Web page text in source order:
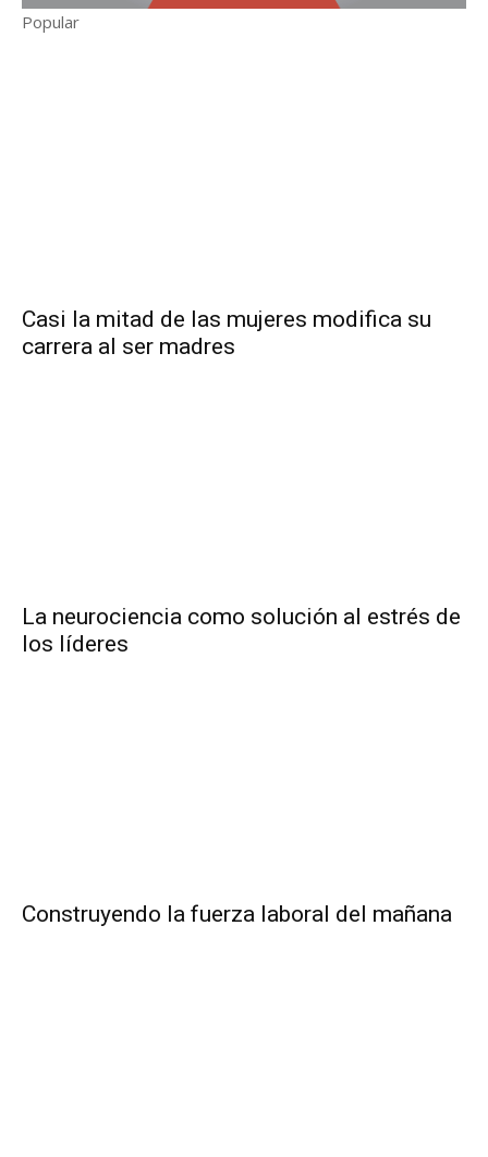
Popular
Casi la mitad de las mujeres modifica su
carrera al ser madres
La neurociencia como solución al estrés de
los líderes
Construyendo la fuerza laboral del mañana